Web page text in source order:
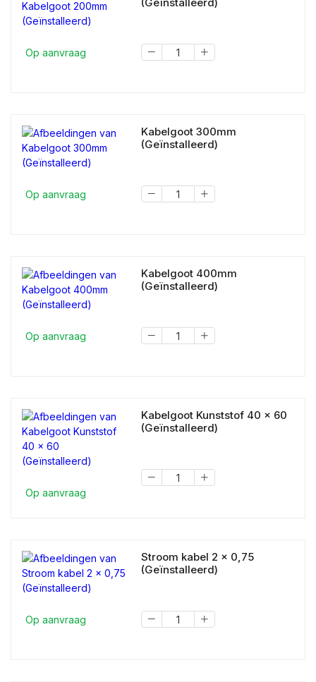
Op aanvraag
(Geïnstalleerd)
Op aanvraag
Kabelgoot 300mm
(Geïnstalleerd)
Op aanvraag
Kabelgoot 400mm
(Geïnstalleerd)
Op aanvraag
Kabelgoot Kunststof 40 x 60
(Geïnstalleerd)
Op aanvraag
Stroom kabel 2 x 0,75
(Geïnstalleerd)